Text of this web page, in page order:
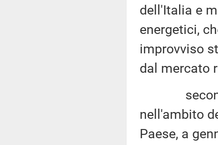
dell'Italia e
energetici,
improvviso
dal mercato
secondo
nell'ambito
Paese, a